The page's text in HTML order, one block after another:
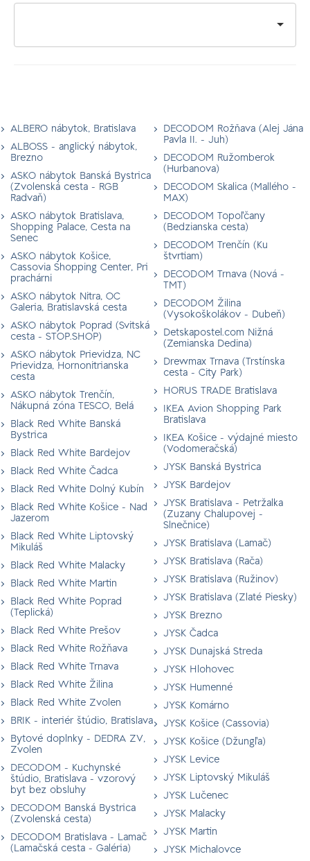
ALBERO nábytok, Bratislava
ALBOSS - anglický nábytok,
Brezno
ASKO nábytok Banská Bystrica
(Zvolenská cesta - RGB
Radvaň)
ASKO nábytok Bratislava,
Shopping Palace, Cesta na
Senec
ASKO nábytok Košice,
Cassovia Shopping Center, Pri
prachárni
ASKO nábytok Nitra, OC
Galeria, Bratislavská cesta
ASKO nábytok Poprad (Svitská
cesta - STOP.SHOP)
ASKO nábytok Prievidza, NC
Prievidza, Hornonitrianska
cesta
ASKO nábytok Trenčín,
Nákupná zóna TESCO, Belá
Black Red White Banská
Bystrica
Black Red White Bardejov
Black Red White Čadca
Black Red White Dolný Kubín
Black Red White Košice - Nad
Jazerom
Black Red White Liptovský
Mikuláš
Black Red White Malacky
Black Red White Martin
Black Red White Poprad
(Teplická)
Black Red White Prešov
Black Red White Rožňava
Black Red White Trnava
Black Red White Žilina
Black Red White Zvolen
BRIK - interiér štúdio, Bratislava
Bytové doplnky - DEDRA ZV,
Zvolen
DECODOM - Kuchynské
štúdio, Bratislava - vzorový
byt bez obsluhy
DECODOM Banská Bystrica
(Zvolenská cesta)
DECODOM Bratislava - Lamač
(Lamačská cesta - Galéria)
DECODOM Rožňava (Alej Jána
Pavla II. - Juh)
DECODOM Ružomberok
(Hurbanova)
DECODOM Skalica (Mallého -
MAX)
DECODOM Topoľčany
(Bedzianska cesta)
DECODOM Trenčín (Ku
štvrtiam)
DECODOM Trnava (Nová -
TMT)
DECODOM Žilina
(Vysokoškolákov - Dubeň)
Detskapostel.com Nižná
(Zemianska Dedina)
Drewmax Trnava (Trstínska
cesta - City Park)
HORUS TRADE Bratislava
IKEA Avion Shopping Park
Bratislava
IKEA Košice - výdajné miesto
(Vodomeračská)
JYSK Banská Bystrica
JYSK Bardejov
JYSK Bratislava - Petržalka
(Zuzany Chalupovej -
Slnečnice)
JYSK Bratislava (Lamač)
JYSK Bratislava (Rača)
JYSK Bratislava (Ružinov)
JYSK Bratislava (Zlaté Piesky)
JYSK Brezno
JYSK Čadca
JYSK Dunajská Streda
JYSK Hlohovec
JYSK Humenné
JYSK Komárno
JYSK Košice (Cassovia)
JYSK Košice (Džungľa)
JYSK Levice
JYSK Liptovský Mikuláš
JYSK Lučenec
JYSK Malacky
JYSK Martin
JYSK Michalovce